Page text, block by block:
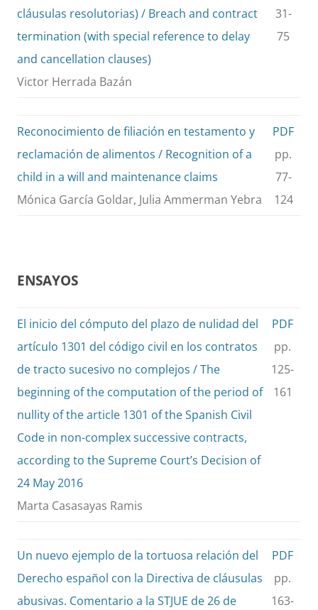
cláusulas resolutorias) / Breach and contract
termination (with special reference to delay
and cancellation clauses)
Victor Herrada Bazán
31-
75
Reconocimiento de filiación en testamento y
reclamación de alimentos / Recognition of a
child in a will and maintenance claims
Mónica García Goldar, Julia Ammerman Yebra
PDF
pp.
77-
124
ENSAYOS
El inicio del cómputo del plazo de nulidad del
artículo 1301 del código civil en los contratos
de tracto sucesivo no complejos / The
beginning of the computation of the period of
nullity of the article 1301 of the Spanish Civil
Code in non-complex successive contracts,
according to the Supreme Court’s Decision of
24 May 2016
Marta Casasayas Ramis
PDF
pp.
125-
161
Un nuevo ejemplo de la tortuosa relación del
Derecho español con la Directiva de cláusulas
abusivas. Comentario a la STJUE de 26 de
PDF
pp.
163-